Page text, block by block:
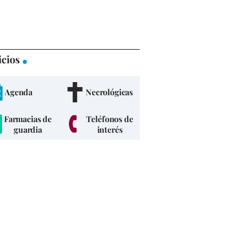
Agenda Necrológicas
Farmacias de
guardia
Teléfonos de
interés